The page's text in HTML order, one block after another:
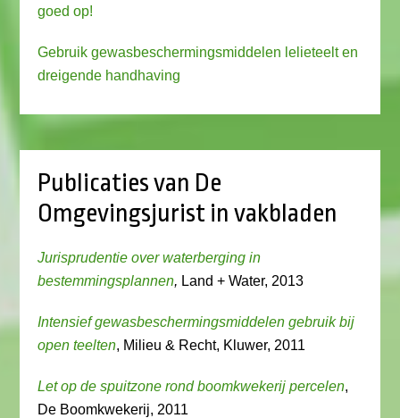
goed op!
Gebruik gewasbeschermingsmiddelen lelieteelt en
dreigende handhaving
Publicaties van De
Omgevingsjurist in vakbladen
Jurisprudentie over waterberging in
bestemmingsplannen, Land + Water, 2013
Intensief gewasbeschermingsmiddelen gebruik bij
open teelten, Milieu & Recht, Kluwer, 2011
Let op de spuitzone rond boomkwekerij percelen,
De Boomkwekerij, 2011